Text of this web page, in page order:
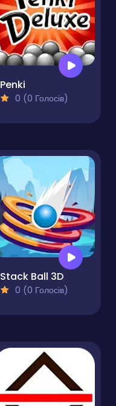
Penki
0 (0 Голосів)
Stack Ball 3D
0 (0 Голосів)